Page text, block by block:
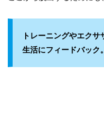
トレーニングやエク
生活にフィードバック。